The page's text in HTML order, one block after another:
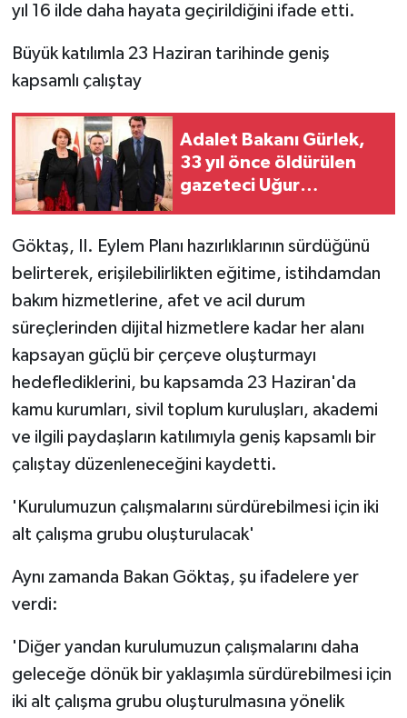
yıl 16 ilde daha hayata geçirildiğini ifade etti.
Büyük katılımla 23 Haziran tarihinde geniş
kapsamlı çalıştay
Adalet Bakanı Gürlek,
33 yıl önce öldürülen
gazeteci Uğur
Göktaş, II. Eylem Planı hazırlıklarının sürdüğünü
belirterek, erişilebilirlikten eğitime, istihdamdan
bakım hizmetlerine, afet ve acil durum
süreçlerinden dijital hizmetlere kadar her alanı
kapsayan güçlü bir çerçeve oluşturmayı
hedeflediklerini, bu kapsamda 23 Haziran'da
kamu kurumları, sivil toplum kuruluşları, akademi
ve ilgili paydaşların katılımıyla geniş kapsamlı bir
çalıştay düzenleneceğini kaydetti.
'Kurulumuzun çalışmalarını sürdürebilmesi için iki
alt çalışma grubu oluşturulacak'
Aynı zamanda Bakan Göktaş, şu ifadelere yer
verdi:
'Diğer yandan kurulumuzun çalışmalarını daha
geleceğe dönük bir yaklaşımla sürdürebilmesi için
iki alt çalışma grubu oluşturulmasına yönelik